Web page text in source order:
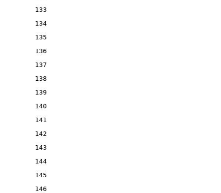
133
134
135
136
137
138
139
140
141
142
143
144
145
146